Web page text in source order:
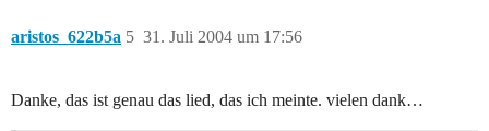
aristos_622b5a 31. Juli 2004 um 17:56
5
Danke, das ist genau das lied, das ich meinte. vielen dank…